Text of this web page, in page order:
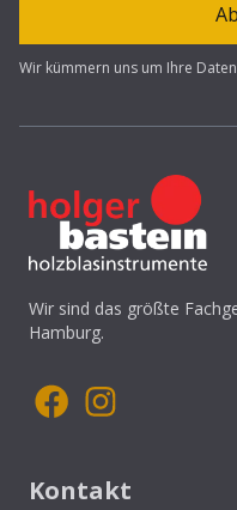
Wir kümmern uns um Ihre
Wir sind das größte
Hamburg.
Kontakt